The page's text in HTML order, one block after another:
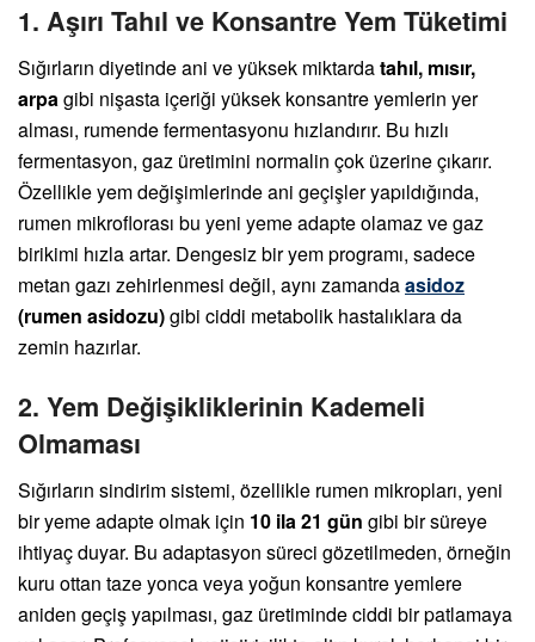
1. Aşırı Tahıl ve Konsantre Yem Tüketimi
Sığırların diyetinde ani ve yüksek miktardatahıl, mısır,
arpagibi nişasta içeriği yüksek konsantre yemlerin yer
alması, rumende fermentasyonu hızlandırır. Bu hızlı
fermentasyon, gaz üretimini normalin çok üzerine çıkarır.
Özellikle yem değişimlerinde ani geçişler yapıldığında,
rumen mikroflorası bu yeni yeme adapte olamaz ve gaz
birikimi hızla artar. Dengesiz bir yem programı, sadece
metan gazı zehirlenmesi değil, aynı zamandaasidoz
(rumen asidozu)gibi ciddi metabolik hastalıklara da
zemin hazırlar.
2. Yem Değişikliklerinin Kademeli
Olmaması
Sığırların sindirim sistemi, özellikle rumen mikropları, yeni
bir yeme adapte olmak için 10 ila 21 gün gibi bir süreye
ihtiyaç duyar. Bu adaptasyon süreci gözetilmeden, örneğin
kuru ottan taze yonca veya yoğun konsantre yemlere
aniden geçiş yapılması, gaz üretiminde ciddi bir patlamaya